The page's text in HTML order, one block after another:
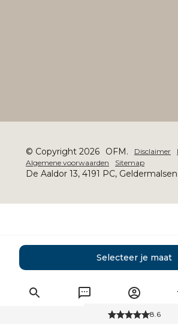
Selecteer je maat
© Copyright 2026 OFM. Disclaimer
Algemene voorwaarden
Sitemap
De Aaldor 13, 4191 PC, Geldermalsen
8.6